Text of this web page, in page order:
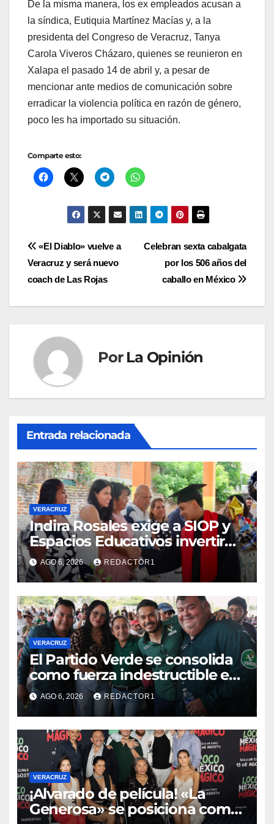
De la misma manera, los ex empleados acusan a
la síndica, Eutiquia Martínez Macías y, a la
presidenta del Congreso de Veracruz, Tanya
Carola Viveros Cházaro, quienes se reunieron en
Xalapa el pasado 14 de abril y, a pesar de
mencionar ante medios de comunicación sobre
erradicar la violencia política en razón de género,
poco les ha importado su situación.
Comparte esto:
Navegación
de
entradas
Celebran sexta cabalgata
por los 506 años del
caballo en México
«El Diablo» vuelve a
Veracruz y será nuevo
coach de Las Rojas
Por La Opinión
Entrada relacionada
VERACRUZ
Indira Rosales exige a SIOP y
Espacios Educativos invertir
760 millones de pesos en
obras para escuelas de
Veracruz
AGO 6, 2026 REDACTOR1
VERACRUZ
​El Partido Verde se consolida
como fuerza indestructible en
la zona norte de Veracruz
AGO 6, 2026 REDACTOR1
VERACRUZ
¡Alvarado de película! «La
Generosa» se posiciona como